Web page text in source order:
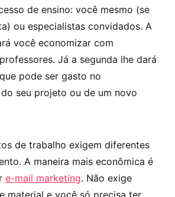
de ensino: você mesmo (se
ou especialistas convidados. A
você economizar com
Já a segunda lhe dará
pode ser gasto no
seu projeto ou de um novo
de trabalho exigem diferentes
A maneira mais econômica é
e-mail marketing. Não exige